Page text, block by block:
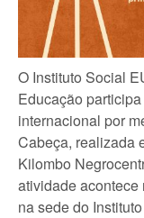
O Instituto Social
Educação
internacional por
Cabeça, realizada
Kilombo
atividade acontece
na sede do